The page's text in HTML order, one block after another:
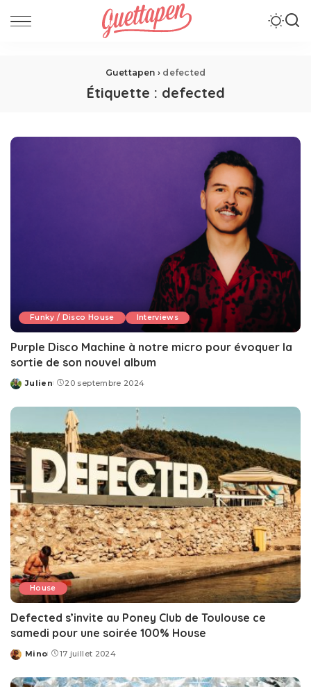
Guettapen › defected
Étiquette : defected
Funky / Disco House Interviews
Purple Disco Machine à notre micro pour évoquer la
sortie de son nouvel album
Posted
Julien 20 septembre 2024
House
Defected s’invite au Poney Club de Toulouse ce
samedi pour une soirée 100% House
Posted
Mino 17 juillet 2024